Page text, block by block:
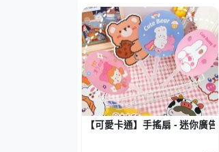
【可愛卡通】手搖扇 - 迷你廣